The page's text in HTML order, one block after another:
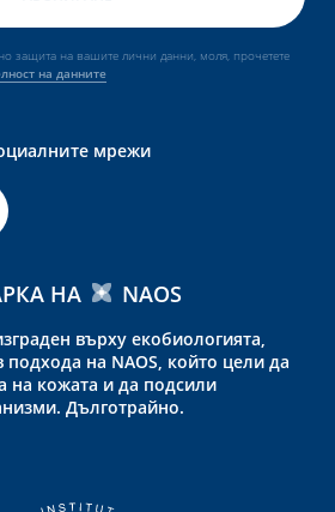
защита на вашите лични данни, моля, прочетете
на данните
мрежи
НА NAOS
върху екобиологията,
подхода на NAOS, който цели да
на кожата и да подсили
Дълготрайно.